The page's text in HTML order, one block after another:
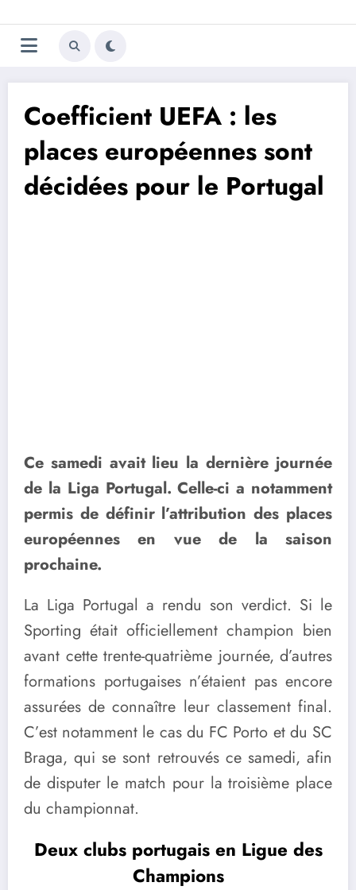
au
contenu
Trivela
L'actualité du football
Coefficient UEFA : les
places européennes sont
décidées pour le Portugal
Ce samedi avait lieu la dernière journée
de la Liga Portugal. Celle-ci a notamment
permis de définir l’attribution des places
européennes en vue de la saison
prochaine.
La Liga Portugal a rendu son verdict. Si le
Sporting était officiellement champion bien
avant cette trente-quatrième journée, d’autres
formations portugaises n’étaient pas encore
assurées de connaître leur classement final.
C’est notamment le cas du FC Porto et du SC
Braga, qui se sont retrouvés ce samedi, afin
de disputer le match pour la troisième place
du championnat.
Deux clubs portugais en Ligue des
Champions